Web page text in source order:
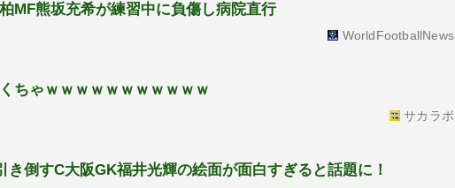
熊坂充希が練習中に負傷し病院直行
WorldFootballNews
ちゃｗｗｗｗｗｗｗｗｗｗｗ
サカラボ
倒すC大阪GK福井光輝の絵面が面白すぎると話題に！